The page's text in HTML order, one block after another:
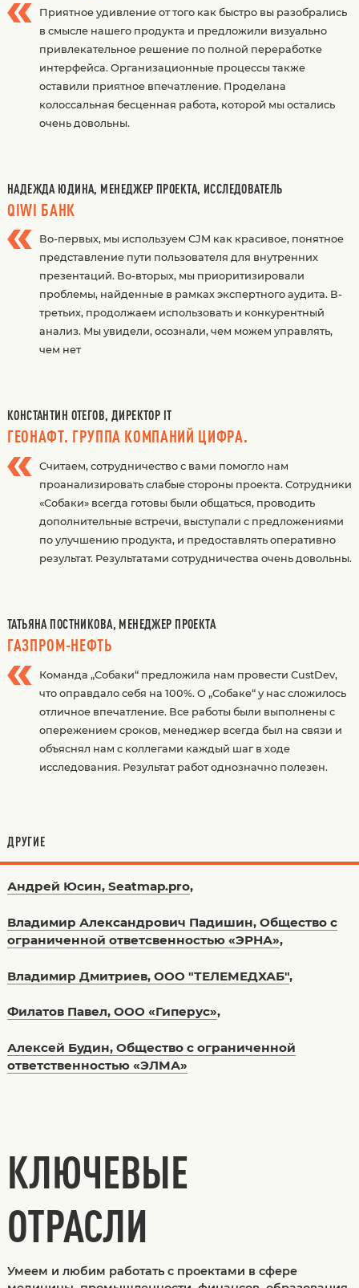
Приятное удивление от того как быстро вы разобрались
в смысле нашего продукта и предложили визуально
привлекательное решение по полной переработке
интерфейса. Организационные процессы также
оставили приятное впечатление. Проделана
колоссальная бесценная работа, которой мы остались
очень довольны.
НАДЕЖДА ЮДИНА, МЕНЕДЖЕР ПРОЕКТА, ИССЛЕДОВАТЕЛЬ
QIWI БАНК
Во-первых, мы используем СJM как красивое, понятное
представление пути пользователя для внутренних
презентаций. Во-вторых, мы приоритизировали
проблемы, найденные в рамках экспертного аудита. В-
третьих, продолжаем использовать и конкурентный
анализ. Мы увидели, осознали, чем можем управлять,
чем нет
КОНСТАНТИН ОТЕГОВ, ДИРЕКТОР IT
ГЕОНАФТ. ГРУППА КОМПАНИЙ ЦИФРА.
Считаем, сотрудничество с вами помогло нам
проанализировать слабые стороны проекта. Сотрудники
«Собаки» всегда готовы были общаться, проводить
дополнительные встречи, выступали с предложениями
по улучшению продукта, и предоставлять оперативно
результат. Результатами сотрудничества очень довольны.
ТАТЬЯНА ПОСТНИКОВА, МЕНЕДЖЕР ПРОЕКТА
ГАЗПРОМ-НЕФТЬ
Команда „Собаки“ предложила нам провести CustDev,
что оправдало себя на 100%. О „Собаке“ у нас сложилось
отличное впечатление. Все работы были выполнены с
опережением сроков, менеджер всегда был на связи и
объяснял нам с коллегами каждый шаг в ходе
исследования. Результат работ однозначно полезен.
ДРУГИЕ
Андрей Юсин, Seatmap.pro,
Владимир Александрович Падишин, Общество с
ограниченной ответсвенностью «ЭРНА»,
Владимир Дмитриев, ООО "ТЕЛЕМЕДХАБ",
Филатов Павел, ООО «Гиперус»,
Алексей Будин, Общество с ограниченной
ответственностью «ЭЛМА»
КЛЮЧЕВЫЕ
ОТРАСЛИ
Умеем и любим работать с проектами в сфере